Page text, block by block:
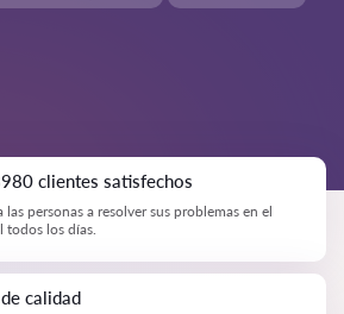
clientes satisfechos
las personas a resolver sus problemas en el
todos los días.
calidad